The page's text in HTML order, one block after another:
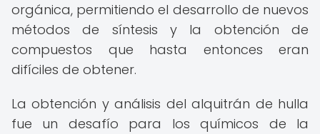
orgánica, permitiendo el desarrollo de nuevos
métodos de síntesis y la obtención de
compuestos que hasta entonces eran
difíciles de obtener.
La obtención y análisis del alquitrán de hulla
fue un desafío para los químicos de la